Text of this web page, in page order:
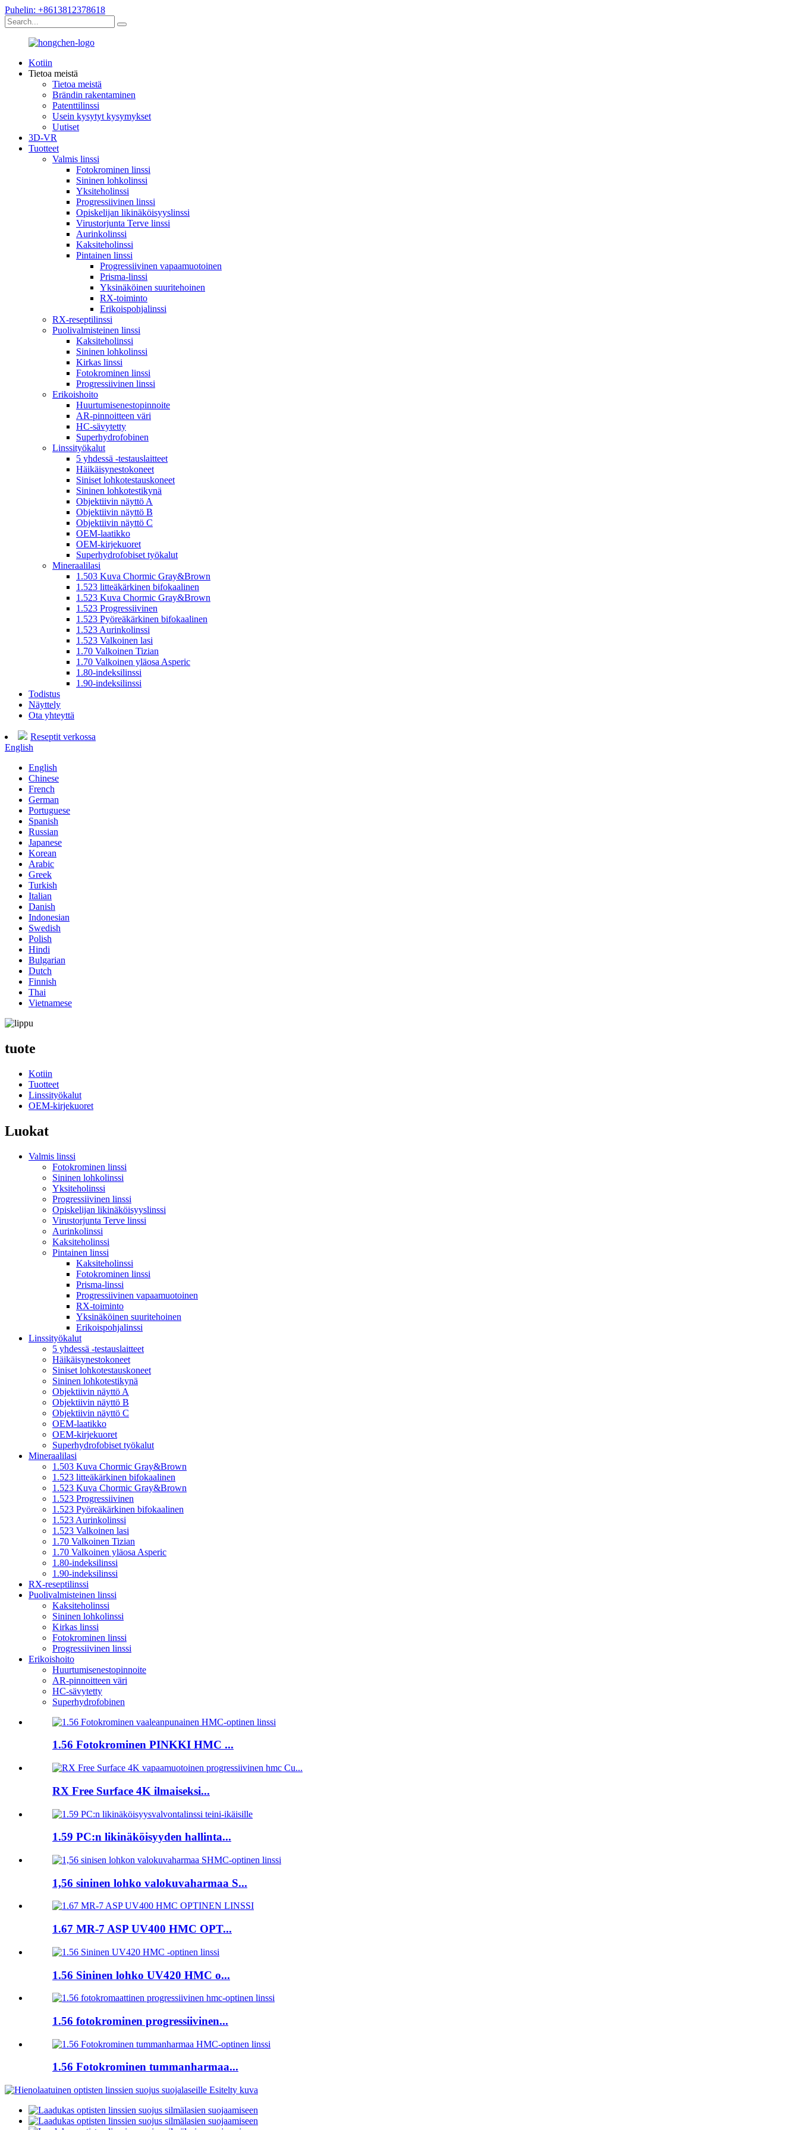
Puhelin: +8613812378618
Kotiin
Tietoa meistä
Tietoa meistä
Brändin rakentaminen
Patenttilinssi
Usein kysytyt kysymykset
Uutiset
3D-VR
Tuotteet
Valmis linssi
Fotokrominen linssi
Sininen lohkolinssi
Yksiteholinssi
Progressiivinen linssi
Opiskelijan likinäköisyyslinssi
Virustorjunta Terve linssi
Aurinkolinssi
Kaksiteholinssi
Pintainen linssi
Progressiivinen vapaamuotoinen
Prisma-linssi
Yksinäköinen suuritehoinen
RX-toiminto
Erikoispohjalinssi
RX-reseptilinssi
Puolivalmisteinen linssi
Kaksiteholinssi
Sininen lohkolinssi
Kirkas linssi
Fotokrominen linssi
Progressiivinen linssi
Erikoishoito
Huurtumisenestopinnoite
AR-pinnoitteen väri
HC-sävytetty
Superhydrofobinen
Linssityökalut
5 yhdessä -testauslaitteet
Häikäisynestokoneet
Siniset lohkotestauskoneet
Sininen lohkotestikynä
Objektiivin näyttö A
Objektiivin näyttö B
Objektiivin näyttö C
OEM-laatikko
OEM-kirjekuoret
Superhydrofobiset työkalut
Mineraalilasi
1.503 Kuva Chormic Gray&Brown
1.523 litteäkärkinen bifokaalinen
1.523 Kuva Chormic Gray&Brown
1.523 Progressiivinen
1.523 Pyöreäkärkinen bifokaalinen
1.523 Aurinkolinssi
1.523 Valkoinen lasi
1.70 Valkoinen Tizian
1.70 Valkoinen yläosa Asperic
1.80-indeksilinssi
1.90-indeksilinssi
Todistus
Näyttely
Ota yhteyttä
Reseptit verkossa
English
English
Chinese
French
German
Portuguese
Spanish
Russian
Japanese
Korean
Arabic
Greek
Turkish
Italian
Danish
Indonesian
Swedish
Polish
Hindi
Bulgarian
Dutch
Finnish
Thai
Vietnamese
tuote
Kotiin
Tuotteet
Linssityökalut
OEM-kirjekuoret
Luokat
Valmis linssi
Fotokrominen linssi
Sininen lohkolinssi
Yksiteholinssi
Progressiivinen linssi
Opiskelijan likinäköisyyslinssi
Virustorjunta Terve linssi
Aurinkolinssi
Kaksiteholinssi
Pintainen linssi
Kaksiteholinssi
Fotokrominen linssi
Prisma-linssi
Progressiivinen vapaamuotoinen
RX-toiminto
Yksinäköinen suuritehoinen
Erikoispohjalinssi
Linssityökalut
5 yhdessä -testauslaitteet
Häikäisynestokoneet
Siniset lohkotestauskoneet
Sininen lohkotestikynä
Objektiivin näyttö A
Objektiivin näyttö B
Objektiivin näyttö C
OEM-laatikko
OEM-kirjekuoret
Superhydrofobiset työkalut
Mineraalilasi
1.503 Kuva Chormic Gray&Brown
1.523 litteäkärkinen bifokaalinen
1.523 Kuva Chormic Gray&Brown
1.523 Progressiivinen
1.523 Pyöreäkärkinen bifokaalinen
1.523 Aurinkolinssi
1.523 Valkoinen lasi
1.70 Valkoinen Tizian
1.70 Valkoinen yläosa Asperic
1.80-indeksilinssi
1.90-indeksilinssi
RX-reseptilinssi
Puolivalmisteinen linssi
Kaksiteholinssi
Sininen lohkolinssi
Kirkas linssi
Fotokrominen linssi
Progressiivinen linssi
Erikoishoito
Huurtumisenestopinnoite
AR-pinnoitteen väri
HC-sävytetty
Superhydrofobinen
1.56 Fotokrominen PINKKI HMC ...
RX Free Surface 4K ilmaiseksi...
1.59 PC:n likinäköisyyden hallinta...
1,56 sininen lohko valokuvaharmaa S...
1.67 MR-7 ASP UV400 HMC OPT...
1.56 Sininen lohko UV420 HMC o...
1.56 fotokrominen progressiivinen...
1.56 Fotokrominen tummanharmaa...